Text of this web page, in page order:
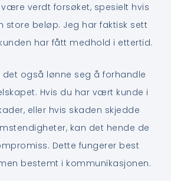
verdt forsøket, spesielt hvis
store beløp. Jeg har faktisk sett
har fått medhold i ettertid.
det også lønne seg å forhandle
Hvis du har vært kunde i
eller hvis skaden skjedde
kan det hende de
Dette fungerer best
bestemt i kommunikasjonen.